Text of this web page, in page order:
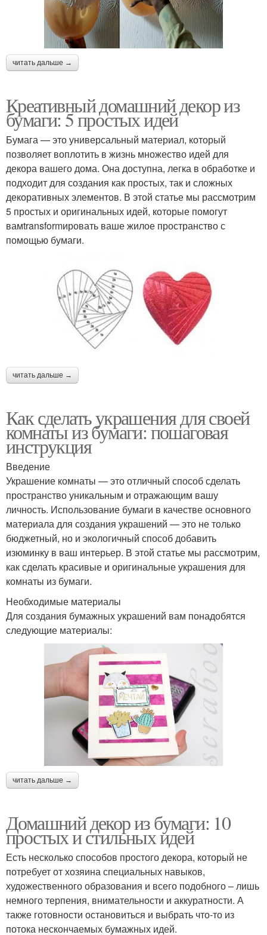
читать дальше →
Креативный домашний декор из
бумаги: 5 простых идей
Бумага — это универсальный материал, который
позволяет воплотить в жизнь множество идей для
декора вашего дома. Она доступна, легка в обработке и
подходит для создания как простых, так и сложных
декоративных элементов. В этой статье мы рассмотрим
5 простых и оригинальных идей, которые помогут
вамtransformировать ваше жилое пространство с
помощью бумаги.
читать дальше →
Как сделать украшения для своей
комнаты из бумаги: пошаговая
инструкция
Введение
Украшение комнаты — это отличный способ сделать
пространство уникальным и отражающим вашу
личность. Использование бумаги в качестве основного
материала для создания украшений — это не только
бюджетный, но и экологичный способ добавить
изюминку в ваш интерьер. В этой статье мы рассмотрим,
как сделать красивые и оригинальные украшения для
комнаты из бумаги.
Необходимые материалы
Для создания бумажных украшений вам понадобятся
следующие материалы:
читать дальше →
Домашний декор из бумаги: 10
простых и стильных идей
Есть несколько способов простого декора, который не
потребует от хозяина специальных навыков,
художественного образования и всего подобного – лишь
немного терпения, внимательности и аккуратности. А
также готовности остановиться и выбрать что-то из
потока нескончаемых бумажных идей.